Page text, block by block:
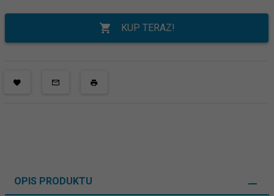
KUP TERAZ!
OPIS PRODUKTU